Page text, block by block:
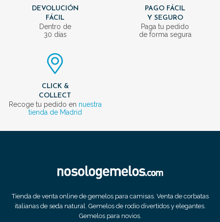
DEVOLUCIÓN
FÁCIL
Dentro de
30 días
PAGO FÁCIL
Y SEGURO
Paga tu pedido
de forma segura
CLICK &
COLLECT
Recoge tu pedido en nuestra
tienda de Madrid
Tienda de venta online de gemelos para camisas. Venta de corbatas
italianas de seda natural. Gemelos de rodio divertidos y elegantes.
Gemelos para novios.